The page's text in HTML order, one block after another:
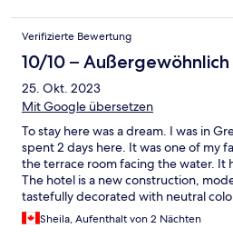
uova fatte ogni giorno in maniera
avocado,scrumble, pancakes... Poi
delle pulizie che ci faceva trovare
asciugamani e teli mare! Che dire....
Verifizierte Bewertung
10/10 – Außergewöhnlich
25. Okt. 2023
Mit Google übersetzen
To stay here was a dream. I was in
spent 2 days here. It was one of my
the terrace room facing the water. It
The hotel is a new construction,
tastefully decorated with neutral
spacious. For breakfast, we were
food was all delicious. Leftkada is a
Sheila, Aufenthalt von 2 Nächten